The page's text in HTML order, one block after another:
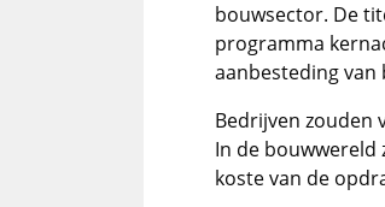
bouwsector. De
programma
aanbesteding
Bedrijven zouden
In de
koste van de